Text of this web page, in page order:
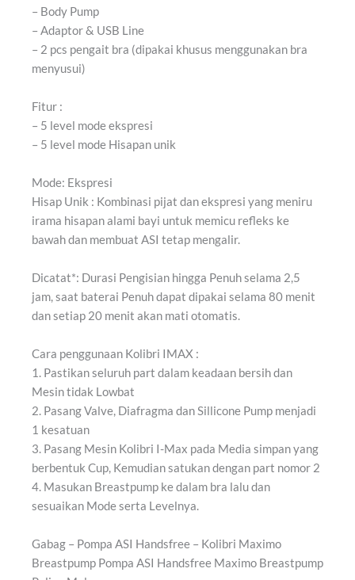
– Body Pump
– Adaptor & USB Line
– 2 pcs pengait bra (dipakai khusus menggunakan bra
menyusui)
Fitur :
– 5 level mode ekspresi
– 5 level mode Hisapan unik
Mode: Ekspresi
Hisap Unik : Kombinasi pijat dan ekspresi yang meniru
irama hisapan alami bayi untuk memicu refleks ke
bawah dan membuat ASI tetap mengalir.
Dicatat*: Durasi Pengisian hingga Penuh selama 2,5
jam, saat baterai Penuh dapat dipakai selama 80 menit
dan setiap 20 menit akan mati otomatis.
Cara penggunaan Kolibri IMAX :
1. Pastikan seluruh part dalam keadaan bersih dan
Mesin tidak Lowbat
2. Pasang Valve, Diafragma dan Sillicone Pump menjadi
1 kesatuan
3. Pasang Mesin Kolibri I-Max pada Media simpan yang
berbentuk Cup, Kemudian satukan dengan part nomor 2
4. Masukan Breastpump ke dalam bra lalu dan
sesuaikan Mode serta Levelnya.
Gabag – Pompa ASI Handsfree – Kolibri Maximo
Breastpump Pompa ASI Handsfree Maximo Breastpump